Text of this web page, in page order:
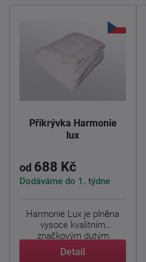
Přikrývka Harmonie
lux
od 688 Kč
Dodáváme do 1. týdne
Harmonie Lux je plněna
vysoce kvalitním
značkovým dutým
vláknem ve ...
Detail